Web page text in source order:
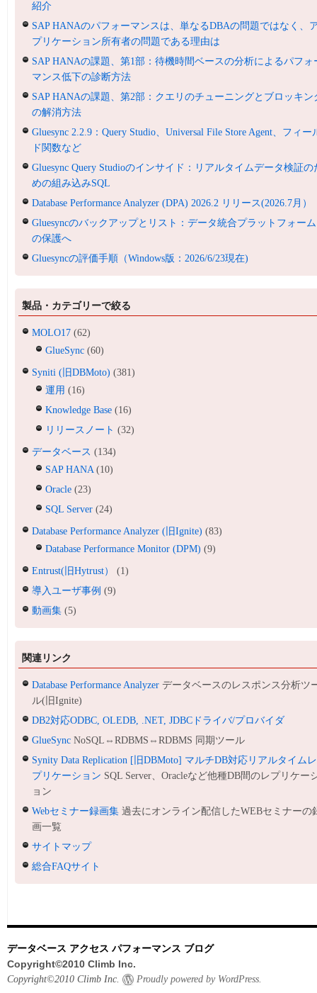
紹介
SAP HANAのパフォーマンスは、単なるDBAの問題ではなく、
プリケーション所有者の問題である理由は
SAP HANAの課題、第1部：待機時間ベースの分析によるパフォ
マンス低下の診断方法
SAP HANAの課題、第2部：クエリのチューニングとブロッキン
の解消方法
Gluesync 2.2.9：Query Studio、Universal File Store Agent、フィー
ド関数など
Gluesync Query Studioのインサイド：リアルタイムデータ検証の
めの組み込みSQL
Database Performance Analyzer (DPA) 2026.2 リリース(2026.7月）
Gluesyncのバックアップとリスト：データ統合プラットフォーム
の保護へ
Gluesyncの評価手順（Windows版：2026/6/23現在)
製品・カテゴリーで絞る
MOLO17 (62)
GlueSync (60)
Syniti (旧DBMoto) (381)
運用 (16)
Knowledge Base (16)
リリースノート (32)
データベース (134)
SAP HANA(10)
Oracle (23)
SQL Server (24)
Database Performance Analyzer (旧Ignite) (83)
Database Performance Monitor (DPM) (9)
Entrust(旧Hytrust）
(1)
導入ユーザ事例 (9)
動画集 (5)
関連リンク
Database Performance Analyzer データベースのレスポンス分析ツ
ル(旧Ignite)
DB2対応ODBC, OLEDB, .NET, JDBCドライバ/プロバイダ
GlueSync NoSQL⇔RDBMS⇔RDBMS 同期ツール
Synity Data Replication [旧DBMoto] マルチDB対応リアルタイムレ
プリケーション SQL Server、Oracleなど他種DB間のレプリケー
ョン
Webセミナー録画集 過去にオンライン配信したWEBセミナーの
画一覧
サイトマップ
総合FAQサイト
データベース アクセス パフォーマンス ブログ
Copyright©2010 Climb Inc.
Copyright©2010 Climb Inc. Proudly powered by WordPress.